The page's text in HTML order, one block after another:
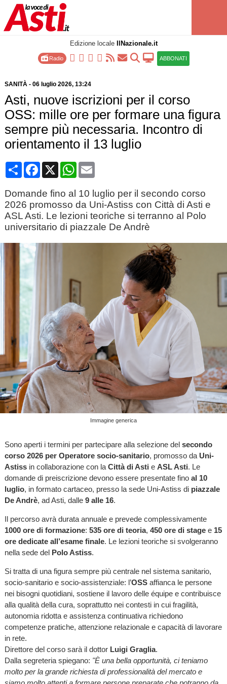
Edizione locale IlNazionale.it
Radio ABBONATI
SANITÀ- 06 luglio 2026, 13:24
Asti, nuove iscrizioni per il corso
OSS: mille ore per formare una figura
sempre più necessaria. Incontro di
orientamento il 13 luglio
CondividiFacebook
X WhatsApp
Email
Domande fino al 10 luglio per il secondo corso
2026 promosso da Uni-Astiss con Città di Asti e
ASL Asti. Le lezioni teoriche si terranno al Polo
universitario di piazzale De Andrè
Immagine generica
Sono aperti i termini per partecipare alla selezione del secondo
corso 2026 per Operatore socio-sanitario, promosso da Uni-
Astissin collaborazione con la Città di Asti e ASL Asti. Le
domande di preiscrizione devono essere presentate finoal 10
luglio, in formato cartaceo, presso la sede Uni-Astiss di piazzale
De Andrè, ad Asti, dalle 9 alle 16.
Il percorso avrà durata annuale e prevede complessivamente
1000 ore di formazione: 535 ore di teoria, 450 ore di stagee 15
ore dedicate all’esame finale. Le lezioni teoriche si svolgeranno
nella sede del Polo Astiss.
Si tratta di una figura sempre più centrale nel sistema sanitario,
socio-sanitario e socio-assistenziale: l’OSSaffianca le persone
nei bisogni quotidiani, sostiene il lavoro delle équipe e contribuisce
alla qualità della cura, soprattutto nei contesti in cui fragilità,
autonomia ridotta e assistenza continuativa richiedono
competenze pratiche, attenzione relazionale e capacità di lavorare
in rete.
Direttore del corso sarà il dottor Luigi Graglia.
Dalla segreteria spiegano: "È una bella opportunità, ci teniamo
molto per la grande richiesta di professionalità del mercato e